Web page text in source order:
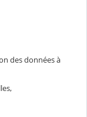
des données à